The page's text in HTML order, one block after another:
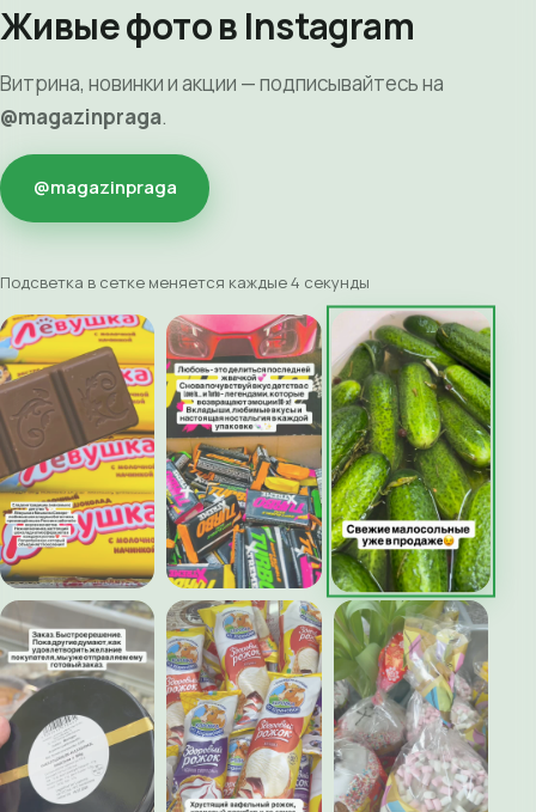
Живые фото в Instagram
Витрина, новинки и акции — подписывайтесь на
@magazinpraga.
@magazinpraga
Подсветка в сетке меняется каждые 4 секунды